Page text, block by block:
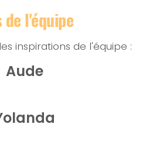
l'équipe
inspirations de l'équipe :
Aude